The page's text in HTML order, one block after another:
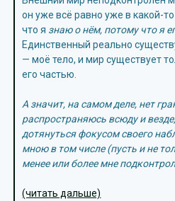
он уже всё равно уже в какой-
что я знаю о нём, потому что я
Единственный реально
— моё тело, и мир существует
его частью.
А значит, на самом деле, нет
распространяюсь всюду и
дотянуться фокусом своего
мною в том числе (пусть и не
менее или более мне
(читать дальше)